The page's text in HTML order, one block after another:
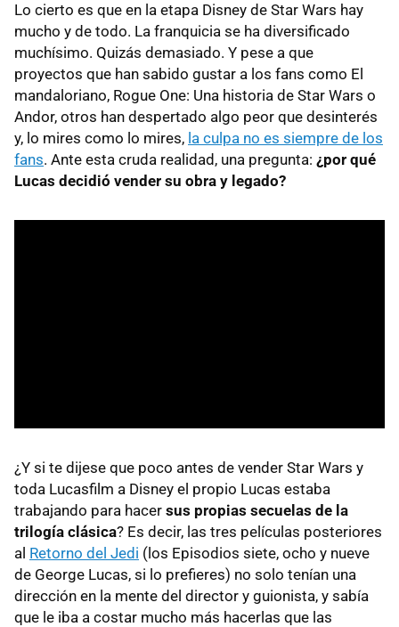
Lo cierto es que en la etapa Disney de Star Wars hay
mucho y de todo. La franquicia se ha diversificado
muchísimo. Quizás demasiado. Y pese a que
proyectos que han sabido gustar a los fans como El
mandaloriano, Rogue One: Una historia de Star Wars o
Andor, otros han despertado algo peor que desinterés
y, lo mires como lo mires, la culpa no es siempre de los
fans. Ante esta cruda realidad, una pregunta: ¿por qué
Lucas decidió vender su obra y legado?
¿Y si te dijese que poco antes de vender Star Wars y
toda Lucasfilm a Disney el propio Lucas estaba
trabajando para hacer sus propias secuelas de la
trilogía clásica? Es decir, las tres películas posteriores
al Retorno del Jedi (los Episodios siete, ocho y nueve
de George Lucas, si lo prefieres) no solo tenían una
dirección en la mente del director y guionista, y sabía
que le iba a costar mucho más hacerlas que las